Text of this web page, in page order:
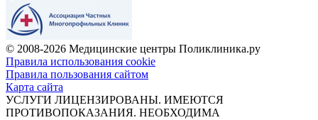
© 2008-2026 Медицинские центры Поликлиника.ру
Правила использования cookie
Правила пользования сайтом
Карта сайта
УСЛУГИ ЛИЦЕНЗИРОВАНЫ. ИМЕЮТСЯ
ПРОТИВОПОКАЗАНИЯ. НЕОБХОДИМА